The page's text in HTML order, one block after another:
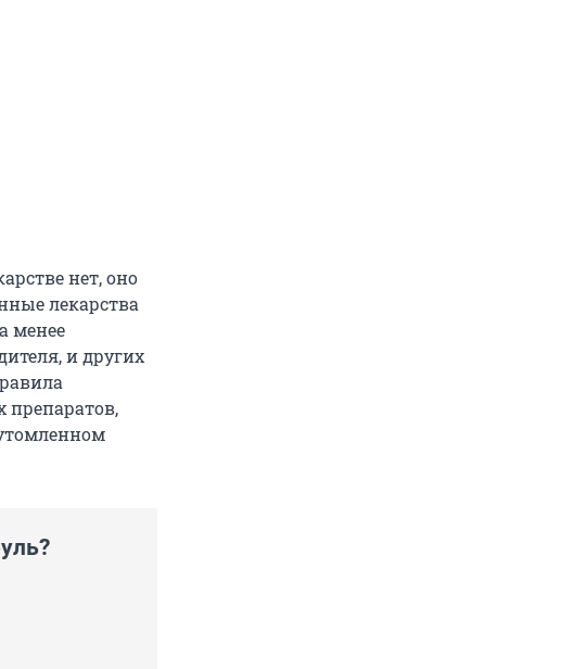
нет, оно
лекарства
менее
и других
препаратов,